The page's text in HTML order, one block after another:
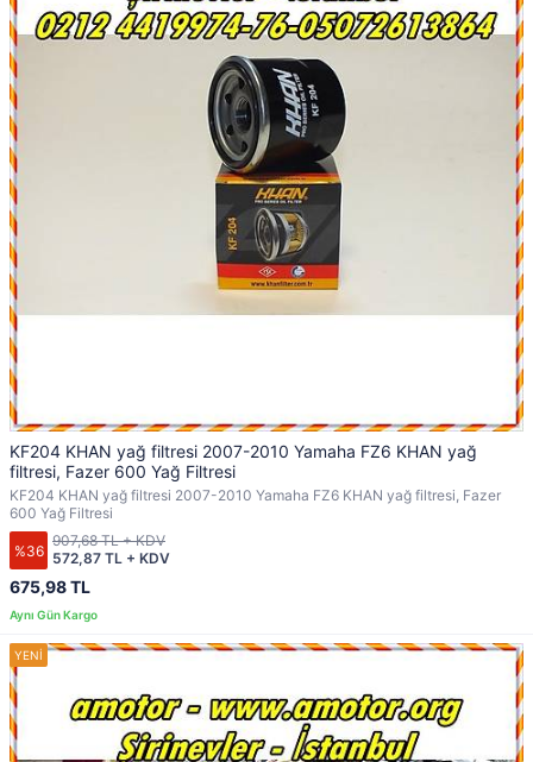
KF204 KHAN yağ filtresi 2007-2010 Yamaha FZ6 KHAN yağ
filtresi, Fazer 600 Yağ Filtresi
KF204 KHAN yağ filtresi 2007-2010 Yamaha FZ6 KHAN yağ filtresi, Fazer
600 Yağ Filtresi
%36
675,98 TL
572,87 TL + KDV
907,68 TL + KDV